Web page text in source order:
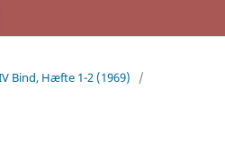
Bind, Hæfte 1-2 (1969)
/